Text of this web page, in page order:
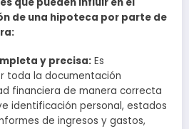
de una hipoteca por parte de
y precisa: Es
toda la documentación
financiera de manera correcta
identificación personal, estados
de ingresos y gastos,